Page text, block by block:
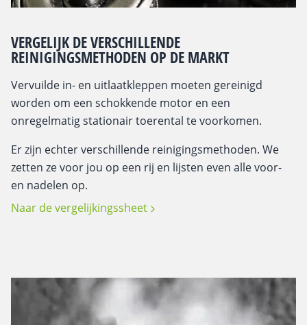
VERGELIJK DE VERSCHILLENDE
REINIGINGSMETHODEN OP DE MARKT
Vervuilde in- en uitlaatkleppen moeten gereinigd
worden om een schokkende motor en een
onregelmatig stationair toerental te voorkomen.
Er zijn echter verschillende reinigingsmethoden. We
zetten ze voor jou op een rij en lijsten even alle voor-
en nadelen op.
Naar de vergelijkingssheet